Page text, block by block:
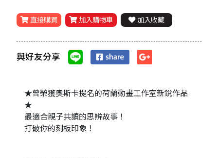
直接購買 加入購物車 加入收藏
與好友分享
★曾榮獲奧斯卡提名的荷蘭動畫工作室新銳作品
★
最適合親子共讀的思辨故事！
打破你的刻板印象！